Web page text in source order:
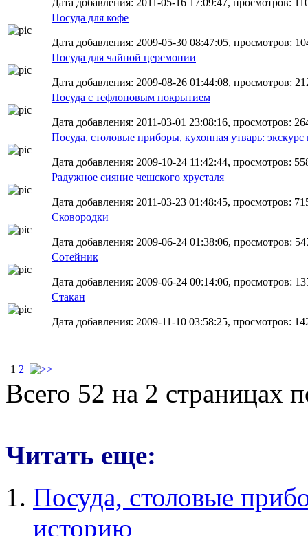
Дата добавления: 2011-05-16 17:09:47, просмотров:
Посуда для кофе
Дата добавления: 2009-05-30 08:47:05, просмотров:
Посуда для чайной церемонии
Дата добавления: 2009-08-26 01:44:08, просмотров:
Посуда с тефлоновым покрытием
Дата добавления: 2011-03-01 23:08:16, просмотров:
Посуда, столовые приборы, кухонная утварь:
Дата добавления: 2009-10-24 11:42:44, просмотров:
Радужное сияние чешского хрусталя
Дата добавления: 2011-03-23 01:48:45, просмотров:
Сковородки
Дата добавления: 2009-06-24 01:38:06, просмотров:
Сотейник
Дата добавления: 2009-06-24 00:14:06, просмотров:
Стакан
Дата добавления: 2009-11-10 03:58:25, просмотров:
1 2
Всего 52 на 2 страницах
Читать еще:
Посуда, столовые
историю